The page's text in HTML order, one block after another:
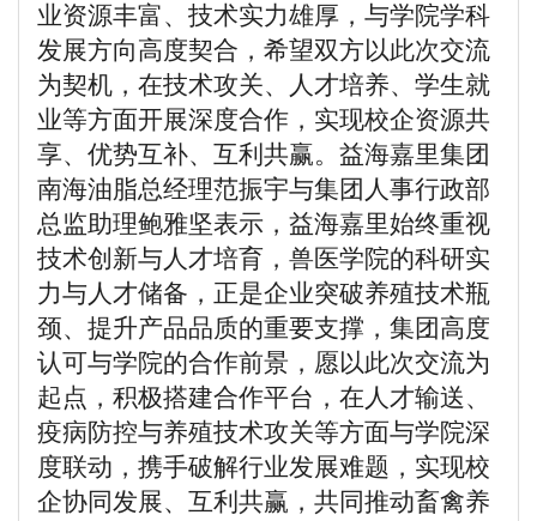
业资源丰富、技术实力雄厚，与学院学科
发展方向高度契合，希望双方以此次交流
为契机，在技术攻关、人才培养、学生就
业等方面开展深度合作，实现校企资源共
享、优势互补、互利共赢。益海嘉里集团
南海油脂总经理范振宇与集团人事行政部
总监助理鲍雅坚表示，益海嘉里始终重视
技术创新与人才培育，兽医学院的科研实
力与人才储备，正是企业突破养殖技术瓶
颈、提升产品品质的重要支撑，集团高度
认可与学院的合作前景，愿以此次交流为
起点，积极搭建合作平台，在人才输送、
疫病防控与养殖技术攻关等方面与学院深
度联动，携手破解行业发展难题，实现校
企协同发展、互利共赢，共同推动畜禽养